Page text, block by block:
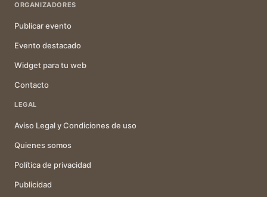
ORGANIZADORES
Publicar evento
Evento destacado
Widget para tu web
Contacto
LEGAL
Aviso Legal y Condiciones de uso
Quienes somos
Política de privacidad
Publicidad